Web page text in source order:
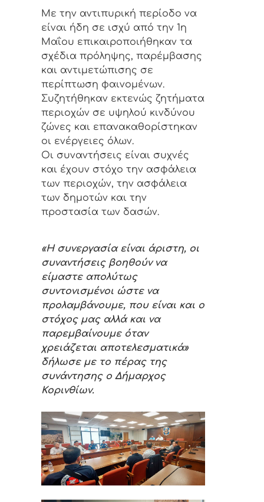
Με την αντιπυρική περίοδο να
είναι ήδη σε ισχύ από την 1η
Μαΐου επικαιροποιήθηκαν τα
σχέδια πρόληψης, παρέμβασης
και αντιμετώπισης σε
περίπτωση φαινομένων.
Συζητήθηκαν εκτενώς ζητήματα
περιοχών σε υψηλού κινδύνου
ζώνες και επανακαθορίστηκαν
οι ενέργειες όλων.
Οι συναντήσεις είναι συχνές
και έχουν στόχο την ασφάλεια
των περιοχών, την ασφάλεια
των δημοτών και την
προστασία των δασών.
«Η συνεργασία είναι άριστη, οι
συναντήσεις βοηθούν να
είμαστε απολύτως
συντονισμένοι ώστε να
προλαμβάνουμε, που είναι και ο
στόχος μας αλλά και να
παρεμβαίνουμε όταν
χρειάζεται αποτελεσματικά»
δήλωσε με το πέρας της
συνάντησης ο Δήμαρχος
Κορινθίων.